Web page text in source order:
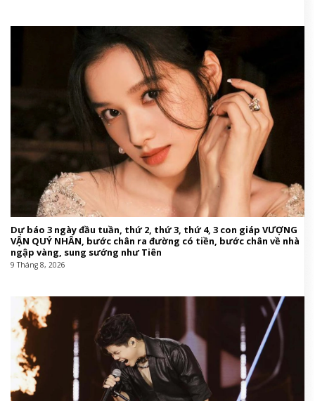
Dự báo 3 ngày đầu tuần, thứ 2, thứ 3, thứ 4, 3 con giáp VƯỢNG
VẬN QUÝ NHÂN, bước chân ra đường có tiền, bước chân về nhà
ngập vàng, sung sướng như Tiên
9 Tháng 8, 2026